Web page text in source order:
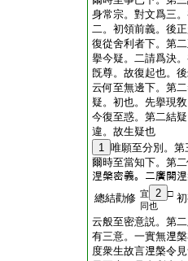
身常宗。對文爲三
二。初領前義。後
復從舍利者下。第
擧今疑。二請爲決
旣尊。故復起也。
云何至無邊下。第
疑。初也。先擧現
今復至惑。第二結
違。故生疑也
1 唯願至分別。第
爾時至當知下。第
𣵀槃密義。二廣開
總結勸修 宜 2
□
同也
云般至密意説。第
有三意。一實無𣵀
度衆生故言𣵀槃令